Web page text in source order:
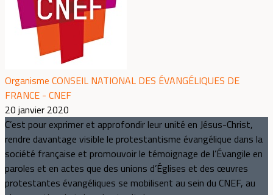
Organisme CONSEIL NATIONAL DES ÉVANGÉLIQUES DE
FRANCE - CNEF
20 janvier 2020
C’est pour exprimer et approfondir leur unité en Jésus-Christ,
rendre davantage visible le protestantisme évangélique dans la
société française et promouvoir le témoignage de l’Évangile en
paroles et en actes que des unions d’Églises et des œuvres
protestantes évangéliques se mobilisent au sein du CNEF, au